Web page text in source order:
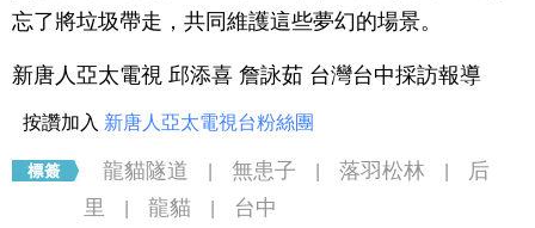
忘了將垃圾帶走，共同維護這些夢幻的場景。
新唐人亞太電視 邱添喜 詹詠茹 台灣台中採訪報導
按讚加入 新唐人亞太電視台粉絲團
龍貓隧道 無患子 落羽松林
后
里
龍貓 台中